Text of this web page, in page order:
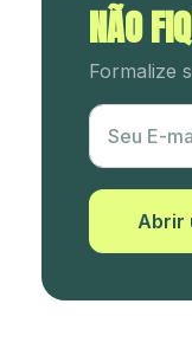
NÃO
Formalize
Utm Content
Seu E-
Abrir